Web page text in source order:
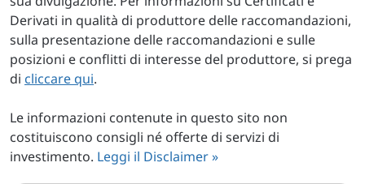
Derivati in qualità di produttore delle raccomandazioni,
sulla presentazione delle raccomandazioni e sulle
posizioni e conflitti di interesse del produttore, si prega
di cliccare qui.
Le informazioni contenute in questo sito non
costituiscono consigli né offerte di servizi di
investimento. Leggi il Disclaimer »